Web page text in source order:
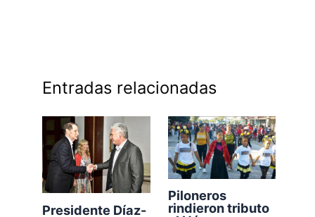
Entradas relacionadas
Presidente Díaz-
Piloneros
rindieron tributo